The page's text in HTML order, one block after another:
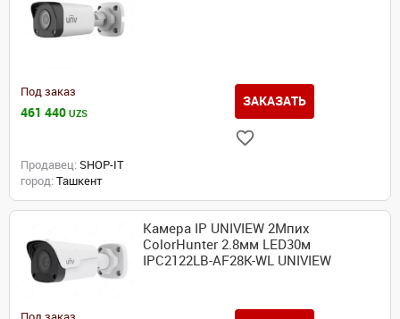
Под заказ
461 440 UZS
ЗАКАЗАТЬ
Продавец: SHOP-IT
город: Ташкент
Камера IP UNIVIEW 2Мпих
ColorHunter 2.8мм LED30м
IPC2122LB-AF28K-WL UNIVIEW